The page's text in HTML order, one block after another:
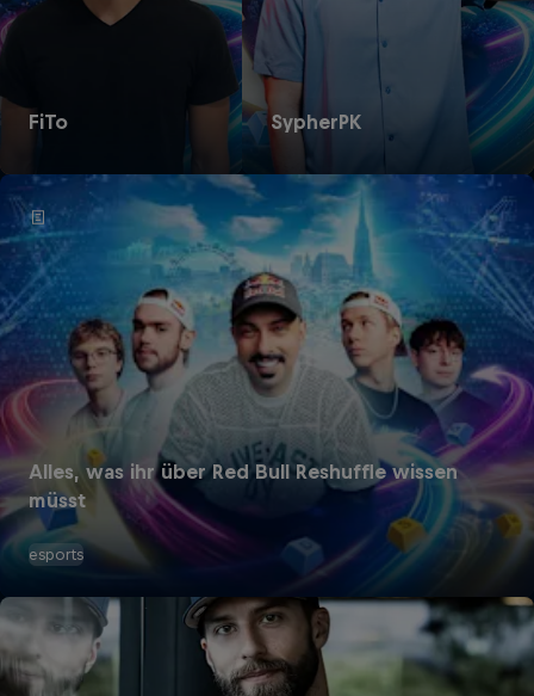
FiTo SypherPK
Alles, was ihr über Red Bull Reshuffle wissen
müsst
esports